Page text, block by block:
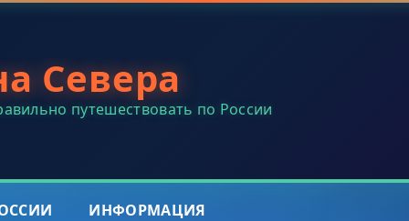
Севера
путешествовать по России
ИНФОРМАЦИЯ